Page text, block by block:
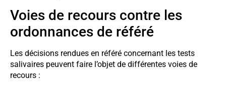
Voies de recours contre les
ordonnances de référé
Les décisions rendues en référé concernant les tests
salivaires peuvent faire l’objet de différentes voies de
recours :